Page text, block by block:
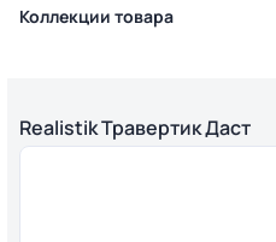
Коллекции товара
Realistik Травертик Даст